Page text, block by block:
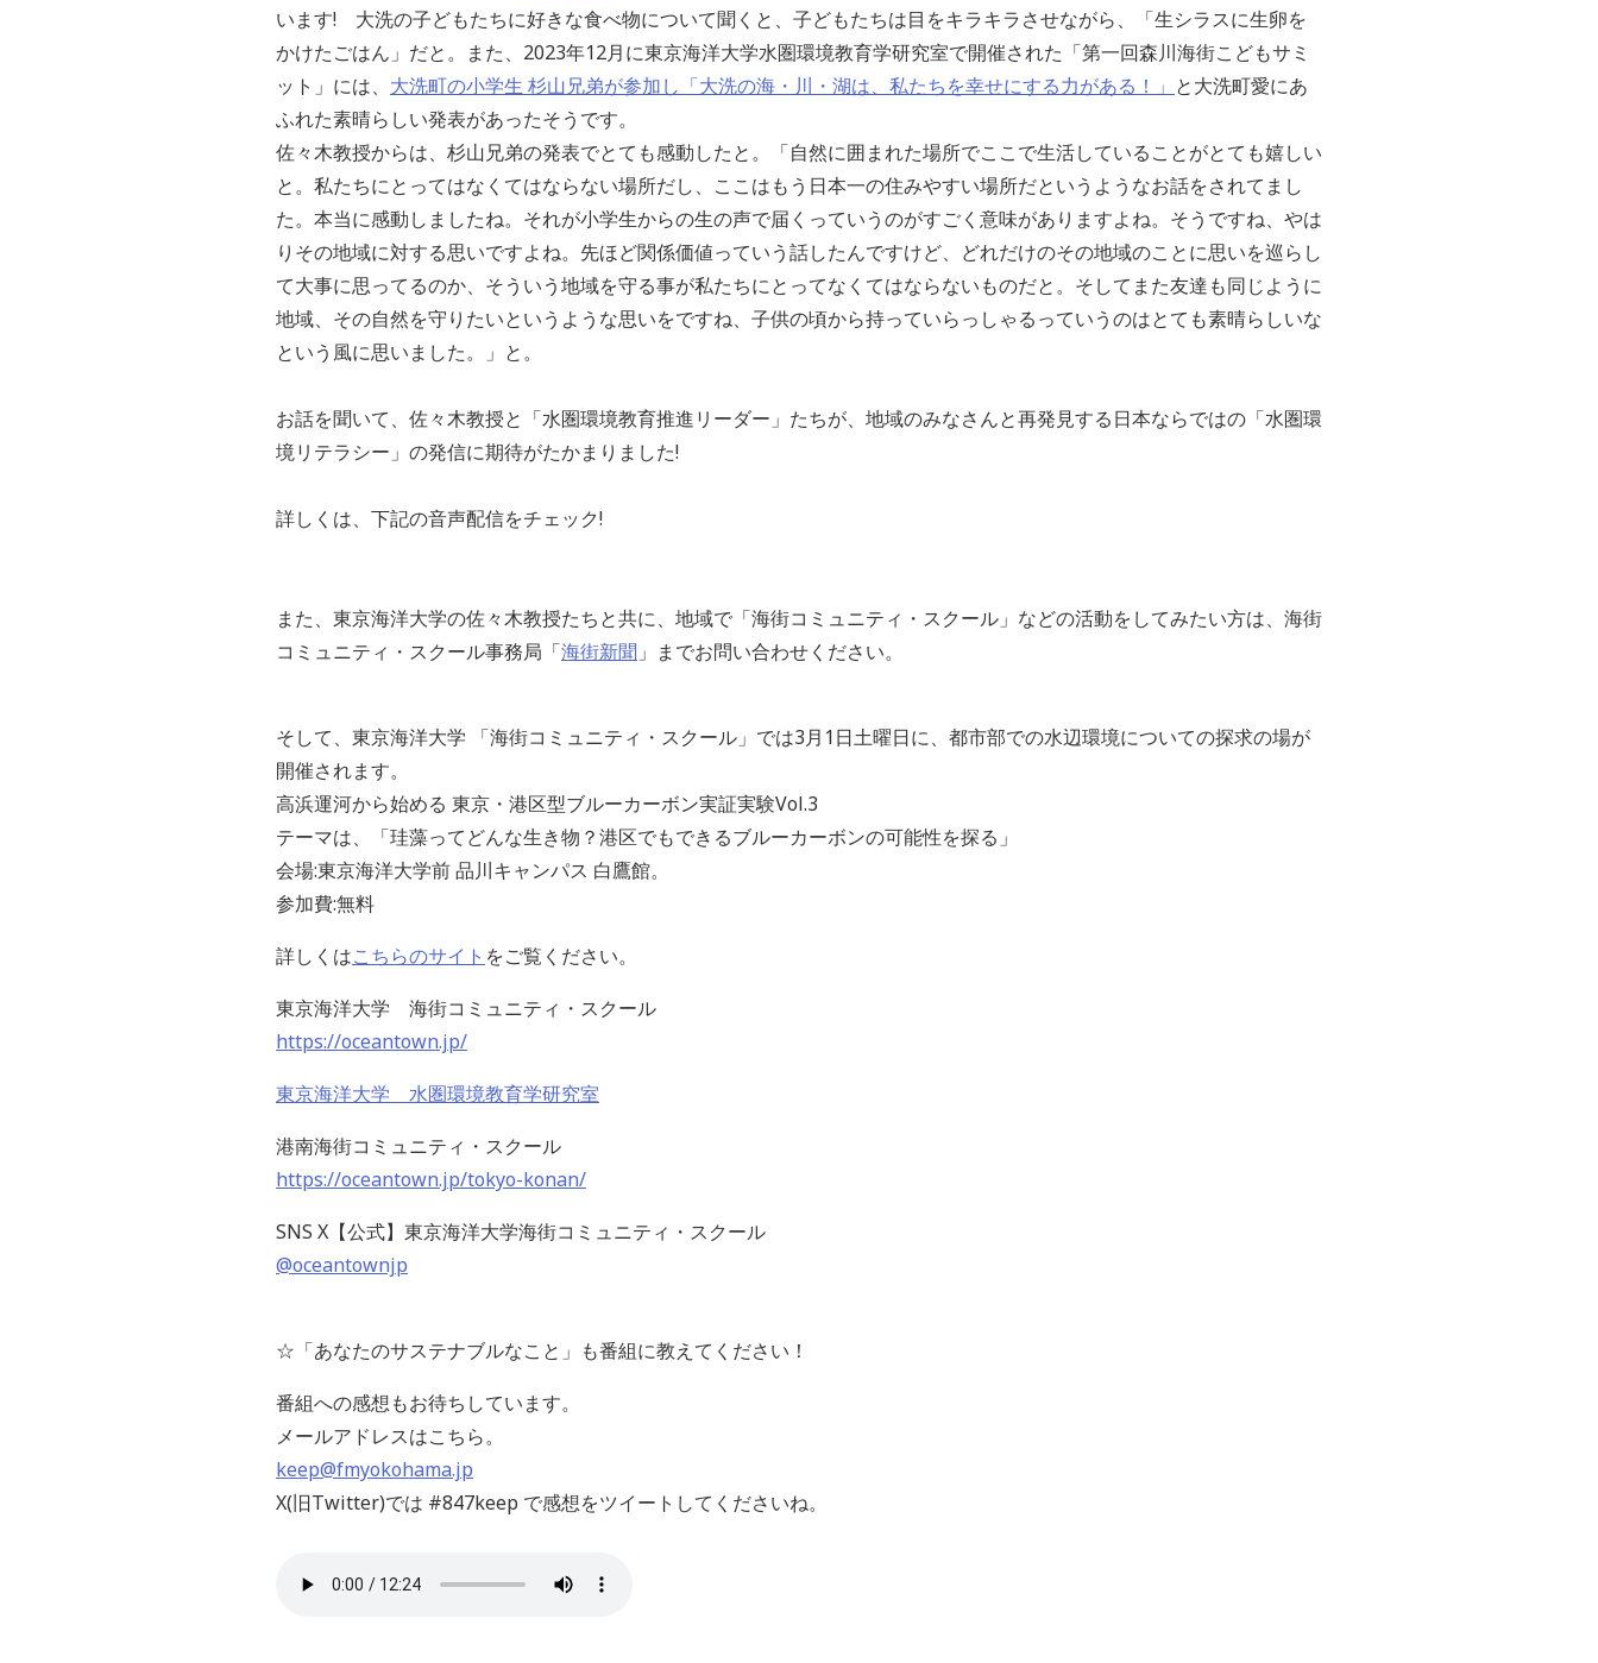
います! 大洗の子どもたちに好きな食べ物について聞くと、子どもたちは目をキラキラさせながら、「生シラスに生卵を
かけたごはん」だと。また、2023年12月に東京海洋大学水圏環境教育学研究室で開催された「第一回森川海街こどもサミ
ット」には、 大洗町の小学生 杉山兄弟が参加し「大洗の海・川・湖は、私たちを幸せにする力がある！」 と大洗町愛にあ
ふれた素晴らしい発表があったそうです。
佐々木教授からは、杉山兄弟の発表でとても感動したと。「自然に囲まれた場所でここで生活していることがとても嬉しい
と。私たちにとってはなくてはならない場所だし、ここはもう日本一の住みやすい場所だというようなお話をされてまし
た。本当に感動しましたね。それが小学生からの生の声で届くっていうのがすごく意味がありますよね。そうですね、やは
りその地域に対する思いですよね。先ほど関係価値っていう話したんですけど、どれだけのその地域のことに思いを巡らし
て大事に思ってるのか、そういう地域を守る事が私たちにとってなくてはならないものだと。そしてまた友達も同じように
地域、その自然を守りたいというような思いをですね、子供の頃から持っていらっしゃるっていうのはとても素晴らしいな
という風に思いました。」と。
お話を聞いて、佐々木教授と「水圏環境教育推進リーダー」たちが、地域のみなさんと再発見する日本ならではの「水圏環
境リテラシー」の発信に期待がたかまりました!
詳しくは、下記の音声配信をチェック!
また、東京海洋大学の佐々木教授たちと共に、地域で「海街コミュニティ・スクール」などの活動をしてみたい方は、海街
コミュニティ・スクール事務局「海街新聞 」までお問い合わせください。
そして、東京海洋大学 「海街コミュニティ・スクール」では3月 1日土曜日に、都市部での水辺環境についての探求の場が
開催されます。
高浜運河から始める 東京・港区型ブルーカーボン実証実験Vol.3
テーマは、「珪藻ってどんな生き物？港区でもできるブルーカーボンの可能性を探る」
会場:東京海洋大学前 品川キャンパス 白鷹館。
参加費:無料
詳しくはこちらのサイト をご覧ください。
東京海洋大学 海街コミュニティ・スクール
https://oceantown.jp/
東京海洋大学 水圏環境教育学研究室
港南海街コミュニティ・スクール
https://oceantown.jp/tokyo-konan/
SNS X【公式】東京海洋大学海街コミュニティ・スクール
@oceantownjp
☆「あなたのサステナブルなこと」も番組に教えてください！
番組への感想もお待ちしています。
メールアドレスはこちら。
keep@fmyokohama.jp
X(旧Twitter)では #847keep で感想をツイートしてくださいね。